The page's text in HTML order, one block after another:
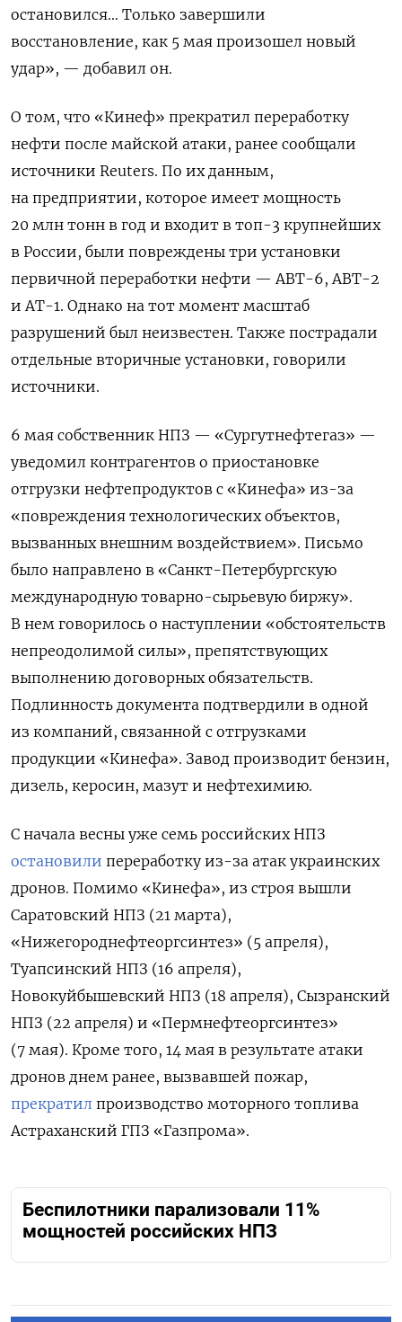
остановился… Только завершили
восстановление, как 5 мая произошел новый
удар», — добавил он.
О том, что «Кинеф» прекратил переработку
нефти после майской атаки, ранее сообщали
источники Reuters. По их данным,
на предприятии, которое имеет мощность
20 млн тонн в год и входит в топ-3 крупнейших
в России, были повреждены три установки
первичной переработки нефти — АВТ-6, АВТ-2
и АТ-1. Однако на тот момент масштаб
разрушений был неизвестен. Также пострадали
отдельные вторичные установки, говорили
источники.
6 мая собственник НПЗ — «Сургутнефтегаз» —
уведомил контрагентов о приостановке
отгрузки нефтепродуктов с «Кинефа» из-за
«повреждения технологических объектов,
вызванных внешним воздействием». Письмо
было направлено в «Санкт-Петербургскую
международную товарно-сырьевую биржу».
В нем говорилось о наступлении «обстоятельств
непреодолимой силы», препятствующих
выполнению договорных обязательств.
Подлинность документа подтвердили в одной
из компаний, связанной с отгрузками
продукции «Кинефа». Завод производит бензин,
дизель, керосин, мазут и нефтехимию.
С начала весны уже семь российских НПЗ
остановили переработку из-за атак украинских
дронов. Помимо «Кинефа», из строя вышли
Саратовский НПЗ (21 марта),
«Нижегороднефтеоргсинтез» (5 апреля),
Туапсинский НПЗ (16 апреля),
Новокуйбышевский НПЗ (18 апреля), Сызранский
НПЗ (22 апреля) и «Пермнефтеоргсинтез»
(7 мая). Кроме того, 14 мая в результате атаки
дронов днем ранее, вызвавшей пожар,
прекратил производство моторного топлива
Астраханский ГПЗ «Газпрома».
Беспилотники парализовали 11%
мощностей российских НПЗ